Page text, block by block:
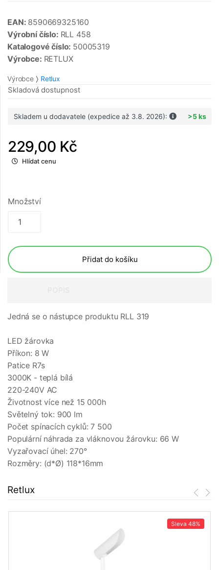
EAN: 8590669325160
Výrobní číslo: RLL 458
Katalogové číslo: 50005319
Výrobce: RETLUX
Výrobce Retlux
Skladová dostupnost
Skladem u dodavatele (expedice až 3.8. 2026): >5 ks
229,00 Kč
Hlídat cenu
Množství
Přidat do košíku
Jedná se o nástupce produktu RLL 319
LED žárovka
Příkon: 8 W
Patice R7s
3000K - teplá bílá
220-240V AC
Životnost více než 15 000h
Světelný tok: 900 lm
Počet spínacích cyklů: 7 500
Populární náhrada za vláknovou žárovku: 66 W
Vyzařovací úhel: 270°
Rozměry: (d*Ø) 118*16mm
Retlux
Sleva 48%